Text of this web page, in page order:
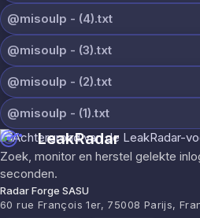
@misoulp - (4).txt
@misoulp - (3).txt
@misoulp - (2).txt
@misoulp - (1).txt
LeakRadar
Zoek, monitor en herstel gelekte
seconden.
Radar Forge SASU
60 rue François 1er, 75008 Parijs,